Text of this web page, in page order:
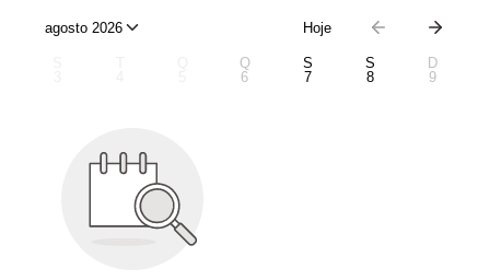
agosto 2026 Hoje
Q
6
S
7
S
8
D
9